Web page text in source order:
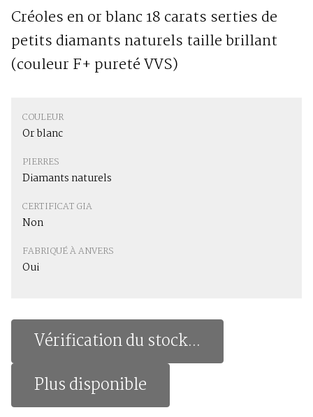
Créoles en or blanc 18 carats serties de
petits diamants naturels taille brillant
(couleur F+ pureté VVS)
COULEUR
Or blanc
PIERRES
Diamants naturels
CERTIFICAT GIA
Non
FABRIQUÉ À ANVERS
Oui
Vérification du stock...
Plus disponible